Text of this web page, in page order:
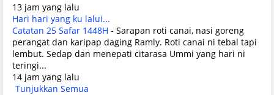
13 jam yang lalu
Hari hari yang ku lalui...
Catatan 25 Safar 1448H - Sarapan roti canai, nasi goreng
perangat dan karipap daging Ramly. Roti canai ni tebal tapi
lembut. Sedap dan menepati citarasa Ummi yang hari ni
teringi...
14 jam yang lalu
Tunjukkan Semua